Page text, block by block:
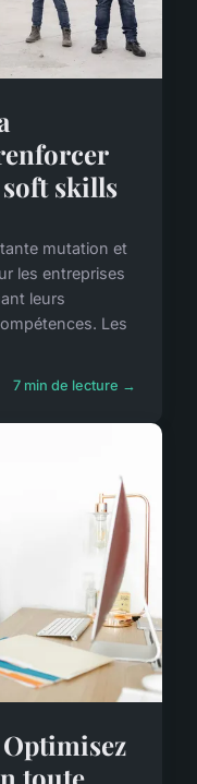
skills
mutation et
les entreprises
leurs
Les
7 min de lecture →
toute